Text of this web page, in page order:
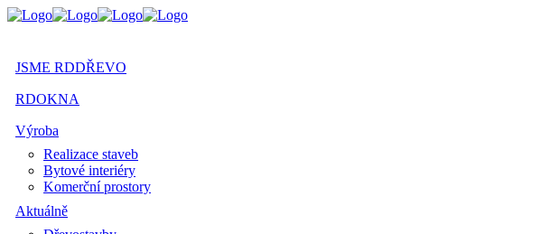
JSME RDDŘEVO
RDOKNA
Výroba
Realizace staveb
Bytové interiéry
Komerční prostory
Aktuálně